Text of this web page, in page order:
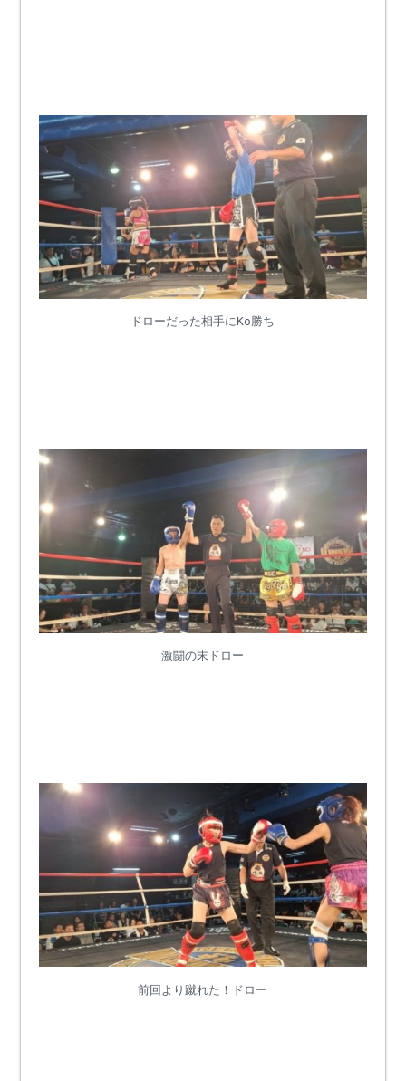
ドローだった相手にKo勝ち
激闘の末ドロー
前回より蹴れた！ドロー